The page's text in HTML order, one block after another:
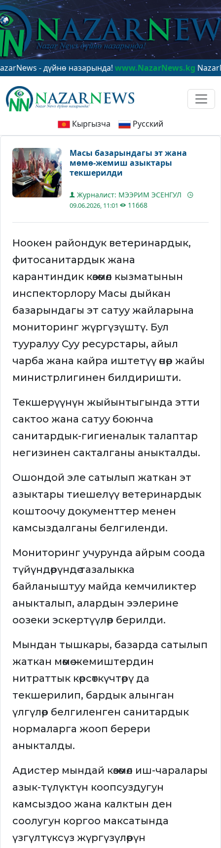
- дүйнө назарында!www.NazarNews.kgNazarNews -
Кыргызча Русский
Масы базарындагы эт жана
мөмө-жемиш азыктары
текшерилди
Журналист: МЭЭРИМ ЭСЕНГУЛ
09.06.2026, 11:01 11668
Ноокен райондук ветеринардык,
фитосанитардык жана
карантиндик көзөмөл кызматынын
инспекторлору Масы дыйкан
базарындагы эт сатуу жайларына
мониторинг жүргүзүштү. Бул
тууралуу Суу ресурстары, айыл
чарба жана кайра иштетүү өнөр жайы
министрлигинен билдиришти.
Текшерүүнүн жыйынтыгында этти
сактоо жана сатуу боюнча
санитардык-гигиеналык талаптар
негизинен сакталганы аныкталды.
Ошондой эле сатылып жаткан эт
азыктары тиешелүү ветеринардык
коштоочу документтер менен
камсыздалганы белгиленди.
Мониторинг учурунда айрым соода
түйүндөрүндө тазалыкка
байланыштуу майда кемчиликтер
аныкталып, алардын ээлерине
оозеки эскертүүлөр берилди.
Мындан тышкары, базарда сатылып
жаткан мөмө-жемиштердин
нитраттык көрсөткүчтөрү да
текшерилип, бардык алынган
үлгүлөр белгиленген санитардык
нормаларга жооп берери
аныкталды.
Адистер мындай көзөмөл иш-чаралары
азык-түлүктүн коопсуздугун
камсыздоо жана калктын ден
соолугун коргоо максатында
үзгүлтүксүз жүргүзүлөрүн